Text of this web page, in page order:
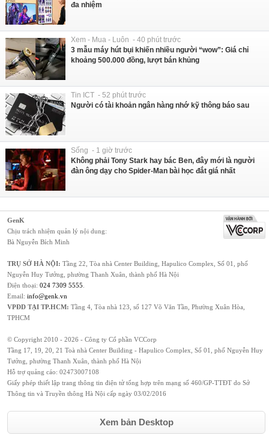
đa nhiệm
Xem - Mua - Luôn - 40 phút trước
3 mẫu máy hút bụi khiến nhiều người “wow”: Giá chỉ
khoảng 500.000 đồng, lượt bán khủng
Tin ICT - 52 phút trước
Người có tài khoản ngân hàng nhớ kỹ thông báo sau
Sống - 1 giờ trước
Không phải Tony Stark hay bác Ben, đây mới là người
đàn ông dạy cho Spider-Man bài học đắt giá nhất
GenK
Chịu trách nhiệm quản lý nội dung:
Bà Nguyễn Bích Minh
TRỤ SỞ HÀ NỘI: Tầng 22, Tòa nhà Center Building, Hapulico Complex, Số 01, phố
Nguyễn Huy Tưởng, phường Thanh Xuân, thành phố Hà Nội
Điện thoại: 024 7309 5555
Email: info@genk.vn
VPĐD TẠI TP.HCM: Tầng 4, Tòa nhà 123, số 127 Võ Văn Tần, Phường Xuân Hòa,
TPHCM
© Copyright 2010 - 2026 - Công ty Cổ phần VCCorp
Tầng 17, 19, 20, 21 Toà nhà Center Building - Hapulico Complex, Số 01, phố Nguyễn Huy
Tưởng, phường Thanh Xuân, thành phố Hà Nội
Hỗ trợ quảng cáo: 02473007108
Giấy phép thiết lập trang thông tin điện tử tổng hợp trên mạng số 460/GP-TTĐT do Sở
Thông tin và Truyền thông Hà Nội cấp ngày 03/02/2016
Xem bản Desktop